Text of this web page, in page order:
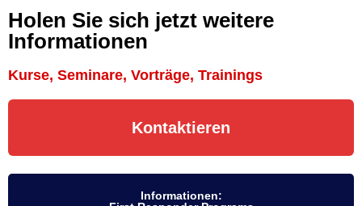
Holen Sie sich jetzt weitere
Informationen
Kurse, Seminare, Vorträge, Trainings
Kontaktieren
Informationen: